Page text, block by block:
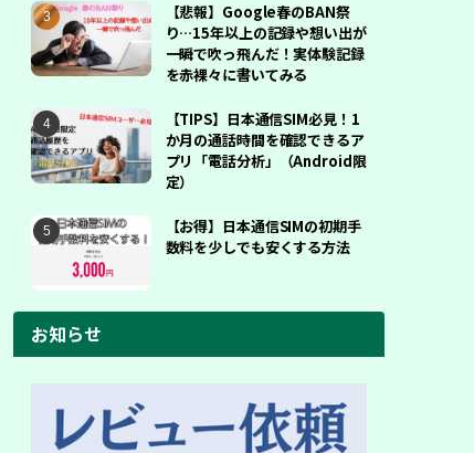
【悲報】Google春のBAN祭
り…15年以上の記録や想い出が
一瞬で吹っ飛んだ！実体験記録
を赤裸々に書いてみる
【TIPS】日本通信SIM必見！1
か月の通話時間を確認できるア
プリ「電話分析」（Android限
定）
【お得】日本通信SIMの初期手
数料を少しでも安くする方法
お知らせ